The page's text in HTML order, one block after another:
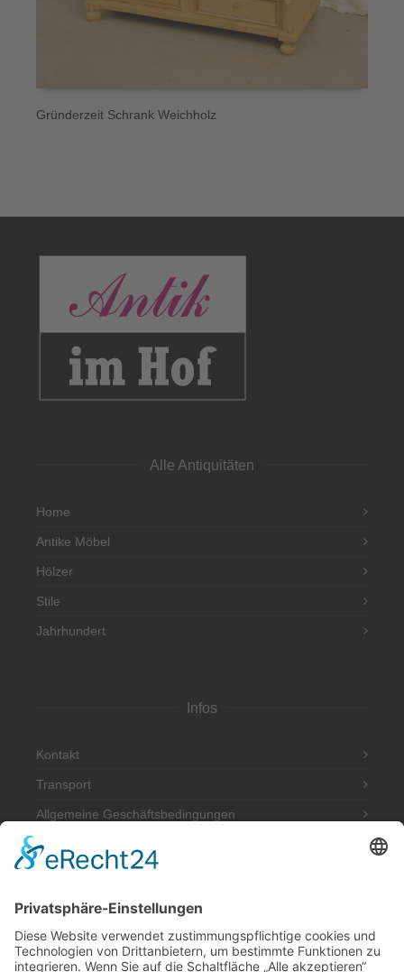
Gründerzeit Schrank Weichholz
Alle Antiquitäten
Home
Antike Möbel
Hölzer
Stile
Jahrhundert
Infos
Kontakt
Transport
Allgemeine Geschäftsbedingungen
Impressum
Datenschutzerklärung
Adresse